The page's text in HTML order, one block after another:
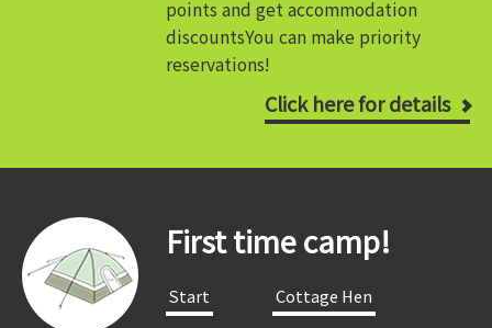
points and get accommodation
discountsYou can make priority
reservations!
Click here for details
First time camp!
​ ​Start​ ​
​ ​Cottage Hen​ ​